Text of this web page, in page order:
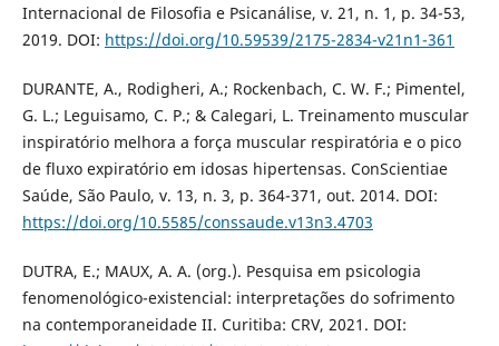
Internacional de Filosofia e Psicanálise, v. 21, n. 1, p. 34-53,
2019. DOI: https://doi.org/10.59539/2175-2834-v21n1-361
DURANTE, A., Rodigheri, A.; Rockenbach, C. W. F.; Pimentel,
G. L.; Leguisamo, C. P.; & Calegari, L. Treinamento muscular
inspiratório melhora a força muscular respiratória e o pico
de fluxo expiratório em idosas hipertensas. ConScientiae
Saúde, São Paulo, v. 13, n. 3, p. 364-371, out. 2014. DOI:
https://doi.org/10.5585/conssaude.v13n3.4703
DUTRA, E.; MAUX, A. A. (org.). Pesquisa em psicologia
fenomenológico-existencial: interpretações do sofrimento
na contemporaneidade II. Curitiba: CRV, 2021. DOI: